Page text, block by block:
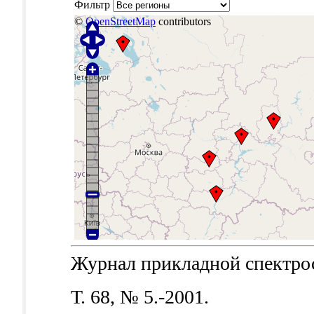
Фильтр
©OpenStreetMap contributors
Журнал прикладной
Т. 68, № 5.-2001.